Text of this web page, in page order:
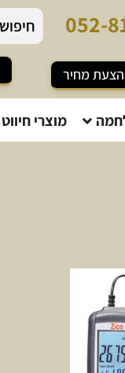
052-8
מחיר
מוצרי חיווט